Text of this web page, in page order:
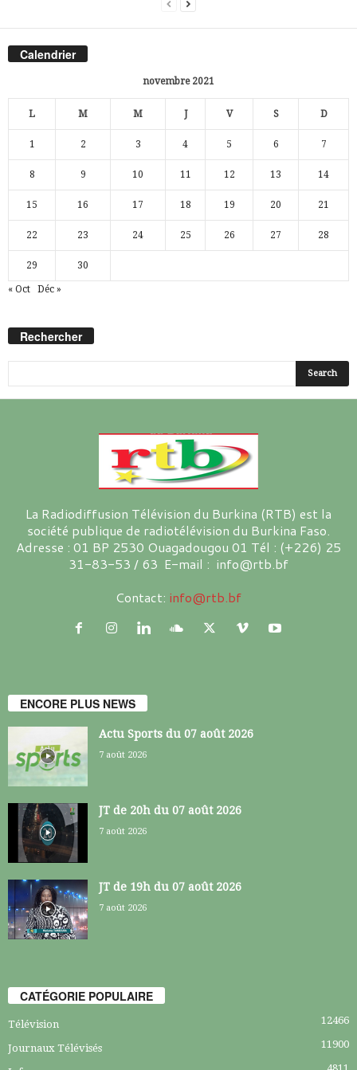
Calendrier
novembre 2021
L M M J V S D
1 2 3 4 5 6 7
8 9 10 11 12 13 14
15 16 17 18 19 20 21
22 23 24 25 26 27 28
29 30
« Oct Déc »
Rechercher
La Radiodiffusion Télévision du Burkina (RTB) est la
société publique de radiotélévision du Burkina Faso.
Adresse : 01 BP 2530 Ouagadougou 01 Tél : (+226) 25
31-83-53 / 63 E-mail : info@rtb.bf
Contact: info@rtb.bf
ENCORE PLUS NEWS
Actu Sports du 07 août 2026
7 août 2026
JT de 20h du 07 août 2026
7 août 2026
JT de 19h du 07 août 2026
7 août 2026
CATÉGORIE POPULAIRE
Télévision 12466
Journaux Télévisés 11900